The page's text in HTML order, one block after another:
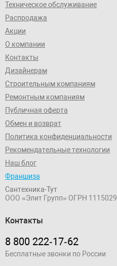
Техническое обслуживание
Распродажа
Акции
О компании
Контакты
Дизайнерам
Строительным компаниям
Ремонтным компаниям
Публичная оферта
Обмен и возврат
Политика конфиденциальности
Рекомендательные технологии
Наш блог
Франшиза
Сантехника-Тут
ООО «Элит Групп» ОГРН
Контакты
8 800 222‑17‑62
Бесплатные звонки по России